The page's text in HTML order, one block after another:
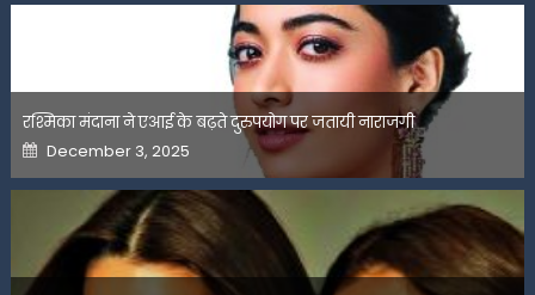
रश्मिका मंदाना ने एआई के बढ़ते दुरुपयोग पर जतायी नाराजगी
Posted
on
December 3, 2025